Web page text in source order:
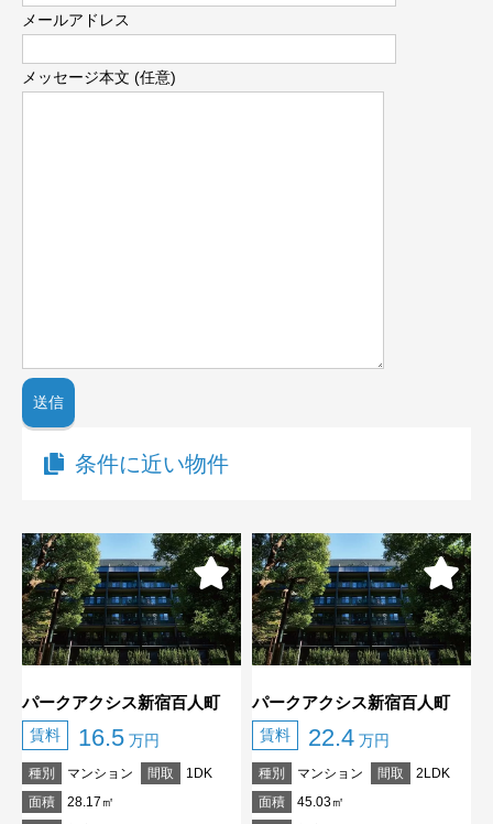
メールアドレス
メッセージ本文 (任意)
条件に近い物件
パークアクシス新宿百人町
賃料 16.5 万円
種別 マンション 間取
1DK
面積
28.17㎡
パークアクシス新宿百人町
賃料 22.4 万円
種別 マンション 間取
2LDK
面積
45.03㎡